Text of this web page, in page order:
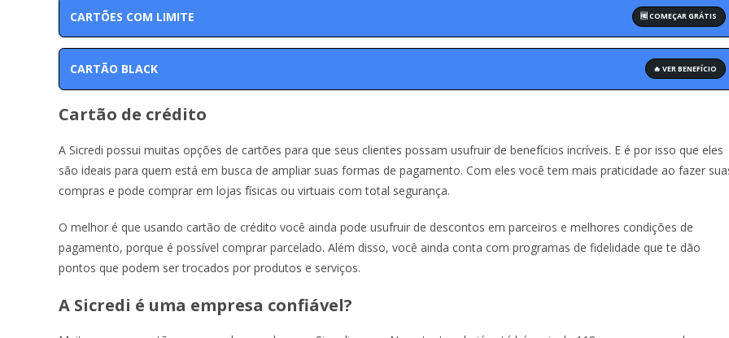
CARTÕES COM LIMITE 🆓 COMEÇAR GRÁTIS
CARTÃO BLACK 🔥 VER BENEFÍCIO
Cartão de crédito
A Sicredi possui muitas opções de cartões para que seus clientes possam usufruir de benefícios incríveis. E é por isso que eles
são ideais para quem está em busca de ampliar suas formas de pagamento. Com eles você tem mais praticidade ao fazer
compras e pode comprar em lojas físicas ou virtuais com total segurança.
O melhor é que usando cartão de crédito você ainda pode usufruir de descontos em parceiros e melhores condições de
pagamento, porque é possível comprar parcelado. Além disso, você ainda conta com programas de fidelidade que te dão
pontos que podem ser trocados por produtos e serviços.
A Sicredi é uma empresa confiável?